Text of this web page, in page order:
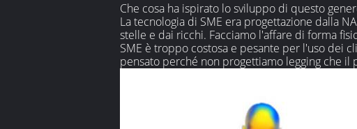
Che cosa ha ispirato lo sviluppo di questo
La tecnologia di SME era progettazione dalla
stelle e dai ricchi. Facciamo l'affare di forma
SME è troppo costosa e pesante per l'uso dei
pensato perché non progettiamo legging che il